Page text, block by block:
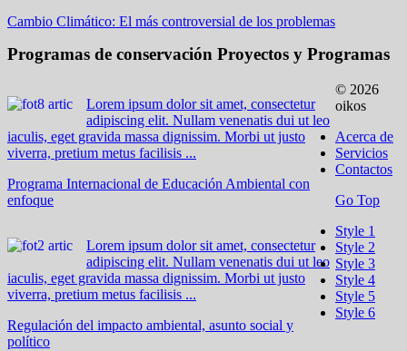
Cambio Climático: El más controversial de los problemas
Programas de conservación Proyectos y Programas
Lorem ipsum dolor sit amet, consectetur
adipiscing elit. Nullam venenatis dui ut leo
iaculis, eget gravida massa dignissim. Morbi ut justo
viverra, pretium metus facilisis ...
Programa Internacional de Educación Ambiental con
enfoque
Lorem ipsum dolor sit amet, consectetur
adipiscing elit. Nullam venenatis dui ut leo
iaculis, eget gravida massa dignissim. Morbi ut justo
viverra, pretium metus facilisis ...
Regulación del impacto ambiental, asunto social y
político
© 2026
oikos
Acerca de
Servicios
Contactos
Go Top
Style 1
Style 2
Style 3
Style 4
Style 5
Style 6